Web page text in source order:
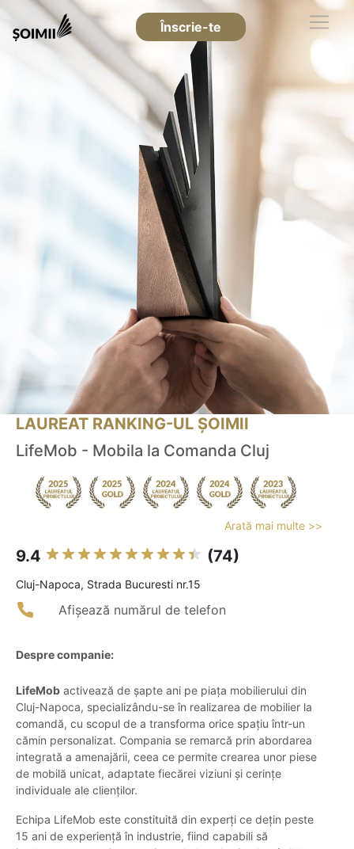
Înscrie-te
LAUREAT RANKING-UL ȘOIMII
LifeMob - Mobila la Comanda Cluj
Arată mai multe >>
9.4 (74)
Cluj-Napoca, Strada Bucuresti nr.15
Afișează numărul de telefon
Despre companie:
LifeMob activează de șapte ani pe piața mobilierului din
Cluj-Napoca, specializându-se în realizarea de mobilier la
comandă, cu scopul de a transforma orice spațiu într-un
cămin personalizat. Compania se remarcă prin abordarea
integrată a amenajării, ceea ce permite crearea unor piese
de mobilă unicat, adaptate fiecărei viziuni și cerințe
individuale ale clienților.
Echipa LifeMob este constituită din experți ce dețin peste
15 ani de experiență în industrie, fiind capabili să